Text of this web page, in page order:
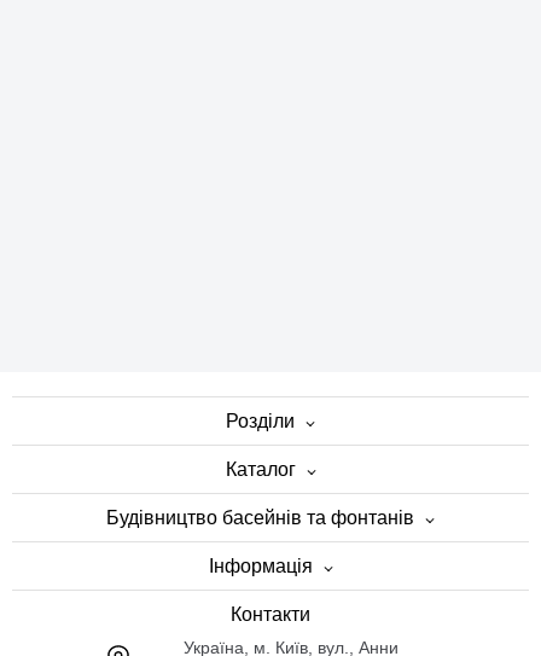
Розділи
Каталог
Будівництво басейнів та фонтанів
Інформація
Контакти
Українa, м. Київ, вул., Анни